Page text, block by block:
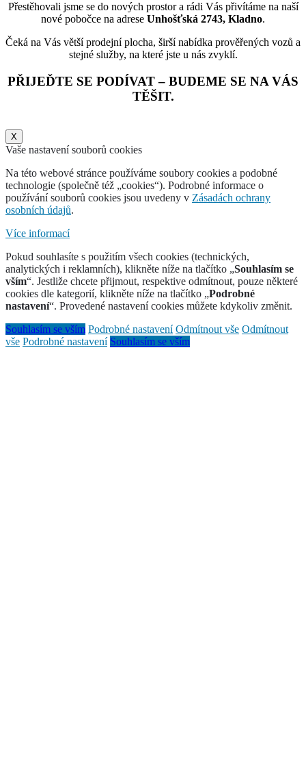
Přestěhovali jsme se do nových prostor a rádi Vás přivítáme na naší
nové pobočce na adrese Unhošťská 2743, Kladno.
Čeká na Vás větší prodejní plocha, širší nabídka prověřených vozů a
stejné služby, na které jste u nás zvyklí.
PŘIJEĎTE SE PODÍVAT – BUDEME SE NA VÁS
TĚŠIT.
X
Vaše nastavení souborů cookies
Na této webové stránce používáme soubory cookies a podobné
technologie (společně též „cookies“). Podrobné informace o
používání souborů cookies jsou uvedeny v Zásadách ochrany
osobních údajů.
Více informací
Pokud souhlasíte s použitím všech cookies (technických,
analytických i reklamních), klikněte níže na tlačítko „Souhlasím se
vším“. Jestliže chcete přijmout, respektive odmítnout, pouze některé
cookies dle kategorií, klikněte níže na tlačítko „Podrobné
nastavení“. Provedené nastavení cookies můžete kdykoliv změnit.
Souhlasím se vším Podrobné nastavení Odmítnout vše Odmítnout
vše Podrobné nastavení Souhlasím se vším